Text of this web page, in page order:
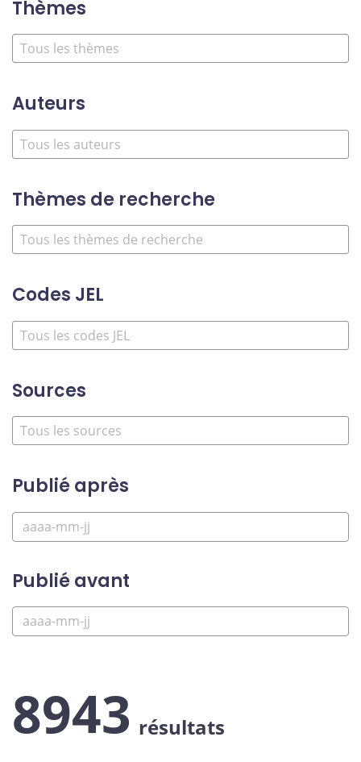
Thèmes
Auteurs
Thèmes de recherche
Codes JEL
Sources
Publié après
Publié avant
8943 résultats